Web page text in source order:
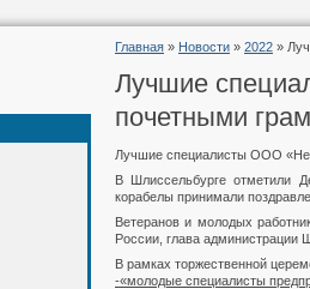
Главная » Новости » 2022 »
Лучшие
почетными
Лучшие специалисты ООО
В Шлиссельбурге отметили
корабелы принимали
Ветеранов и молодых
России, глава администрации
В рамках торжественной
-«молодые специалисты